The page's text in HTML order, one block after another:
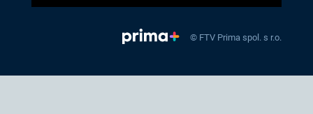
© FTV Prima spol. s r.o.